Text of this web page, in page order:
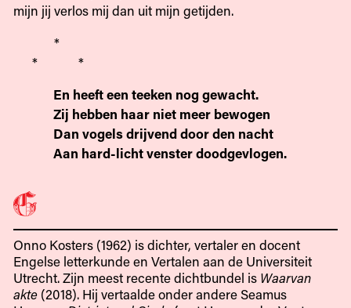
mijn jij verlos mij dan uit mijn getijden.
*
* *
En heeft een teeken nog gewacht.
Zij hebben haar niet meer bewogen
Dan vogels drijvend door den nacht
Aan hard-licht venster doodgevlogen.
Onno Kosters (1962) is dichter, vertaler en docent
Engelse letterkunde en Vertalen aan de Universiteit
Utrecht. Zijn meest recente dichtbundel is Waarvan
akte (2018). Hij vertaalde onder andere Seamus